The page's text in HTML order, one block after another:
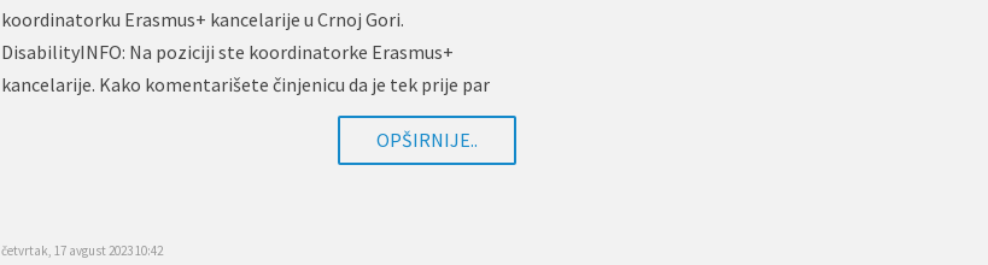
koordinatorku Erasmus+ kancelarije u Crnoj Gori.
DisabilityINFO: Na poziciji ste koordinatorke Erasmus+
kancelarije. Kako komentarišete činjenicu da je tek prije par
OPŠIRNIJE..
četvrtak, 17 avgust 2023 10:42